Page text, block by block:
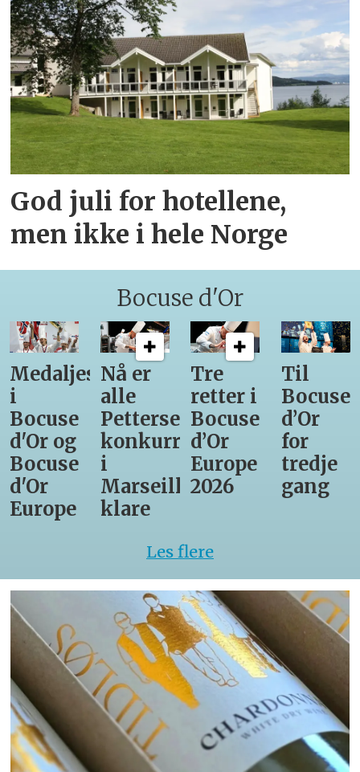
God juli for hotellene,
men ikke i hele Norge
Bocuse d'Or
Medaljestatistikk
i
Bocuse
d'Or og
Bocuse
d'Or
Europe
Nå er
alle
Pettersens
konkurrenter
i
Marseille
klare
Tre
retter i
Bocuse
d’Or
Europe
2026
Til
Bocuse
d’Or
for
tredje
gang
Les flere